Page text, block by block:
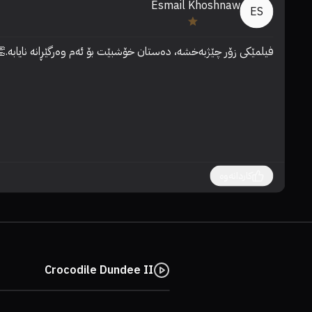
ES
Esmail Khoshnaw
فیلمێکی زۆر چێژبەخشە، دەستان خۆشبێت بۆ ئەم وەرگێڕانە
Crocodile Dundee II